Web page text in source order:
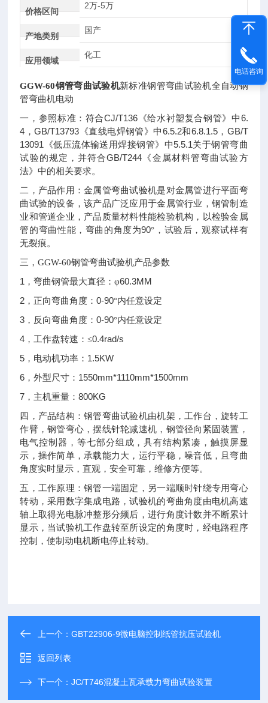
价格区间
2万-5万
产地类别
国产
应用领域
化工
GGW-60钢管弯曲试验机新标准钢管弯曲试验机全自动钢
管弯曲机电动
一，参照标准：符合CJ/T136 《给水衬塑复合钢管》中6.
4 ，GB/T13793 《直线电焊钢管》中6.5.2和6.8.1.5， GB/T
13091 《低压流体输送用焊接钢管》中5.5.1关于钢管弯曲
试验的规定，并符合GB/T244 《金属材料管弯曲试验方
法》中的相关要求。
二，产品作用：金属管弯曲试验机是对金属管进行平面弯
曲试验的设备，该产品广泛应用于金属管行业，钢管制造
业和管道企业，产品质量材料性能检验机构，以检验金属
管的弯曲性能，弯曲的角度为90°，试验后，观察试样有
无裂痕。
三，GGW-60钢管弯曲试验机产品参数
1 ，弯曲钢管最大直径：φ60.3MM
2 ，正向弯曲角度：0-90°内任意设定
3 ，反向弯曲角度：0-90°内任意设定
4 ，工作盘转速：≤0.4rad/s
5 ，电动机功率： 1.5KW
6 ，外型尺寸： 1550mm*1110mm*1500mm
7 ，主机重量：800KG
四，产品结构：钢管弯曲试验机由机架，工作台，旋转工
作臂，钢管弯心，摆线针轮减速机，钢管径向紧固装置，
电气控制器，等七部分组成，具有结构紧凑，触摸屏显
示，操作简单，承载能力大，运行平稳，噪音低，且弯曲
角度实时显示，直观，安全可靠，维修方便等。
五，工作原理：钢管一端固定，另一端顺时针绕专用弯心
转动，采用数字集成电路，试验机的弯曲角度由电机高速
轴上取得光电脉冲整形分频后，进行角度计数并不断累计
显示，当试验机工作盘转至所设定的角度时，经电路程序
控制，使制动电机断电停止转动。
上一个：GBT22906-9微电脑控制纸管抗压试验机
返回列表
下一个：JC/T746混凝土瓦承载力弯曲试验装置
电话咨询